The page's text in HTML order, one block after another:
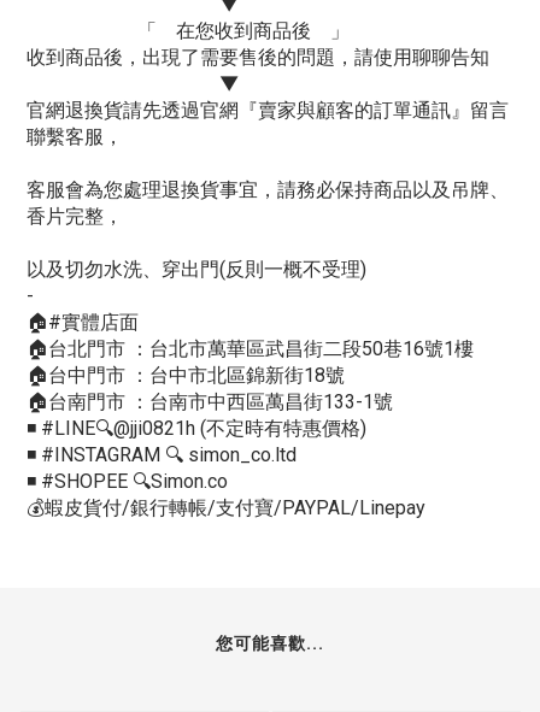
「 在您收到商品後 」
收到商品後，出現了需要售後的問題，請使用聊聊告知
▼
官網退換貨請先透過官網『賣家與顧客的訂單通訊』留言
聯繫客服，
客服會為您處理退換貨事宜，請務必保持商品以及吊牌、
香片完整，
以及切勿水洗、穿出門(反則一概不受理)
-
🏠#實體店面
🏠台北門市 ：台北市萬華區武昌街二段50巷16號1樓
🏠台中門市 ：台中市北區錦新街18號
🏠台南門市 ：台南市中西區萬昌街133-1號
◾️ #LINE🔍@jji0821h (不定時有特惠價格)
◾️ #INSTAGRAM 🔍 simon_co.ltd
◾️ #SHOPEE 🔍Simon.co
💰蝦皮貨付/銀行轉帳/支付寶/PAYPAL/Linepay
您可能喜歡...